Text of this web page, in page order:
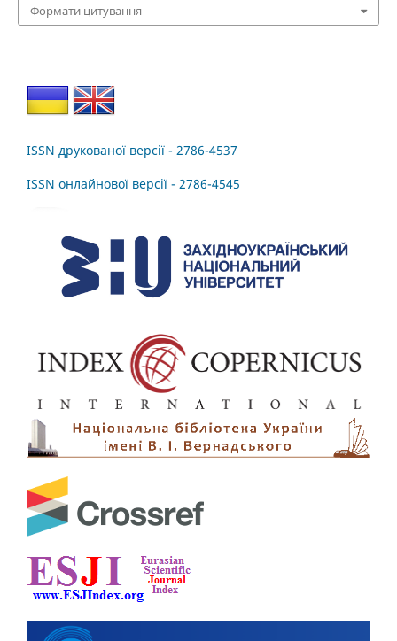
Формати цитування
ISSN друкованої версії - 2786-4537
ISSN онлайнової версії - 2786-4545